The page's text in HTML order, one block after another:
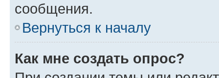
сообщения.
Вернуться к началу
Как мне создать опрос?